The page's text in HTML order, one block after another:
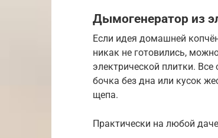
Дымогенератор из
Если идея домашней
никак не готовились,
электрической плитки.
бочка без дна или кусок
щепа.
Практически на любой